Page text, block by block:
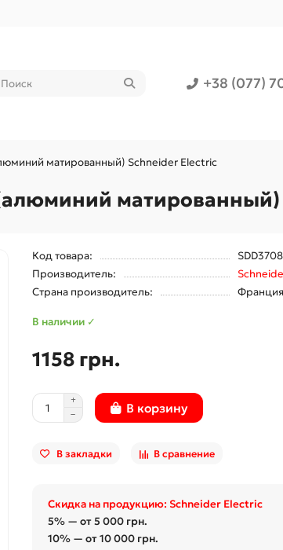
+38 (077)
матированный) Schneider Electric
Код товара:
Производитель:
Страна производитель:
Франция
В наличии ✓
1158 грн.
В корзину
В закладки В сравнение
Скидка на продукцию: Schneider Electric
5% — от 5 000 грн.
10% — от 10 000 грн.